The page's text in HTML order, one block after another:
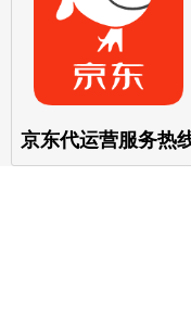
京东代运营服务热